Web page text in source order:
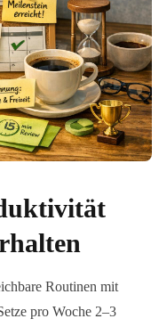
Routinen mit
pro Woche 2–3